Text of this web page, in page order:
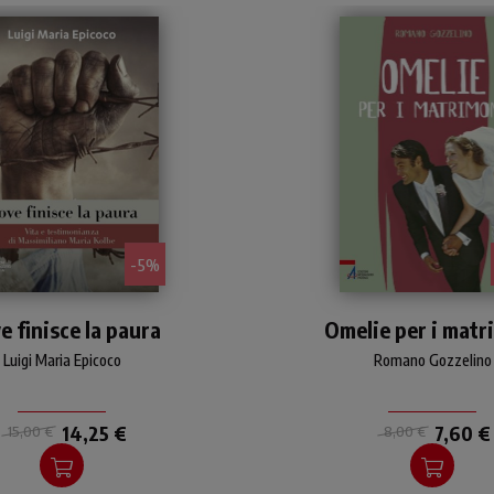
- 5%
esistenziale e
attuale,
Maria Epicoco racconta
Kolbe.
Luigi Maria Epicoco
finisce la paura
15,00 € 14,25 €
preparate con
alle letture dell'Antico e
Nuovo Testamento
il Rito del matrimonio.
Romano Gozzelino
Omelie per i
8,00 € 7,60 €